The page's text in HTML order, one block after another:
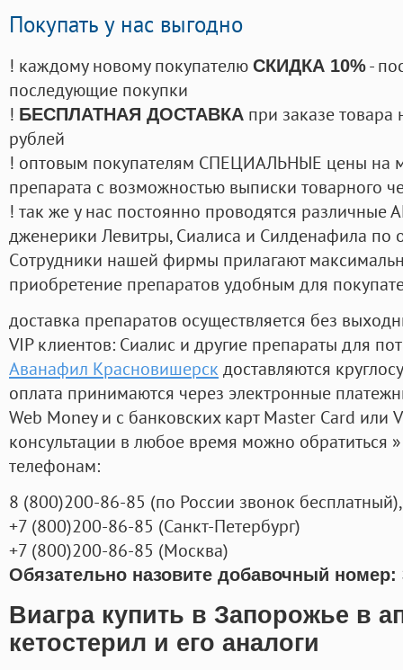
Покупать у нас выгодно
! каждому новому покупателю СКИДКА 10%-
последующие покупки
! БЕСПЛАТНАЯ ДОСТАВКА при заказе
рублей
! оптовым покупателям СПЕЦИАЛЬНЫЕ цены на
препарата с возможностью выписки товарного
! так же у нас постоянно проводятся
дженерики Левитры, Сиалиса и Силденафила по
Cотрудники нашей фирмы прилагают
приобретение препаратов удобным для
доставка препаратов осуществляется без
VIP клиентов: Сиалис и другие препараты для
Аванафил Красновишерск доставляются
оплата принимаются через электронные
Web Money и с банковских карт Master Card или
консультации в любое время можно обратиться
телефонам:
8 (800)200-86-85 (по России звонок бесплатный),
+7 (800)200-86-85 (Санкт-Петербург)
+7 (800)200-86-85 (Москва)
Обязательно назовите добавочный номер:
Виагра купить в Запорожье в
кетостерил и его аналоги